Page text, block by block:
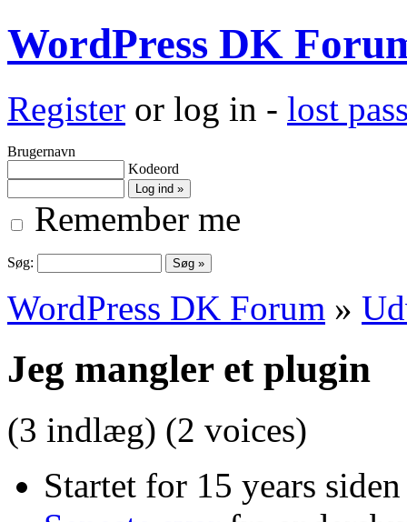
WordPress DK
Register or log in - lost
Brugernavn
Kodeord
Remember me
Søg:
WordPress DK Forum »
Jeg mangler et plugin
(3 indlæg) (2 voices)
Startet for 15 years